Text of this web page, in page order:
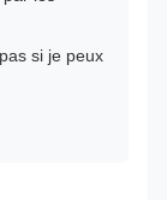
si je peux